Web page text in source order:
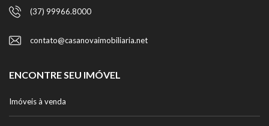
(37) 99966.8000
contato@casanovaimobiliaria.net
ENCONTRE SEU IMÓVEL
Imóveis à venda